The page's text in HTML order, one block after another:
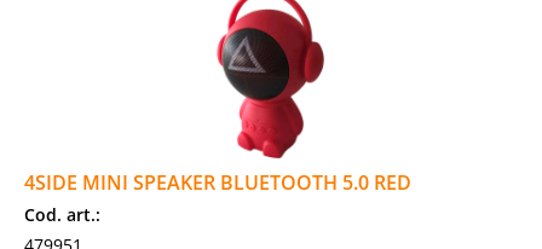
4SIDE MINI SPEAKER BLUETOOTH 5.0 RED
Cod. art.: